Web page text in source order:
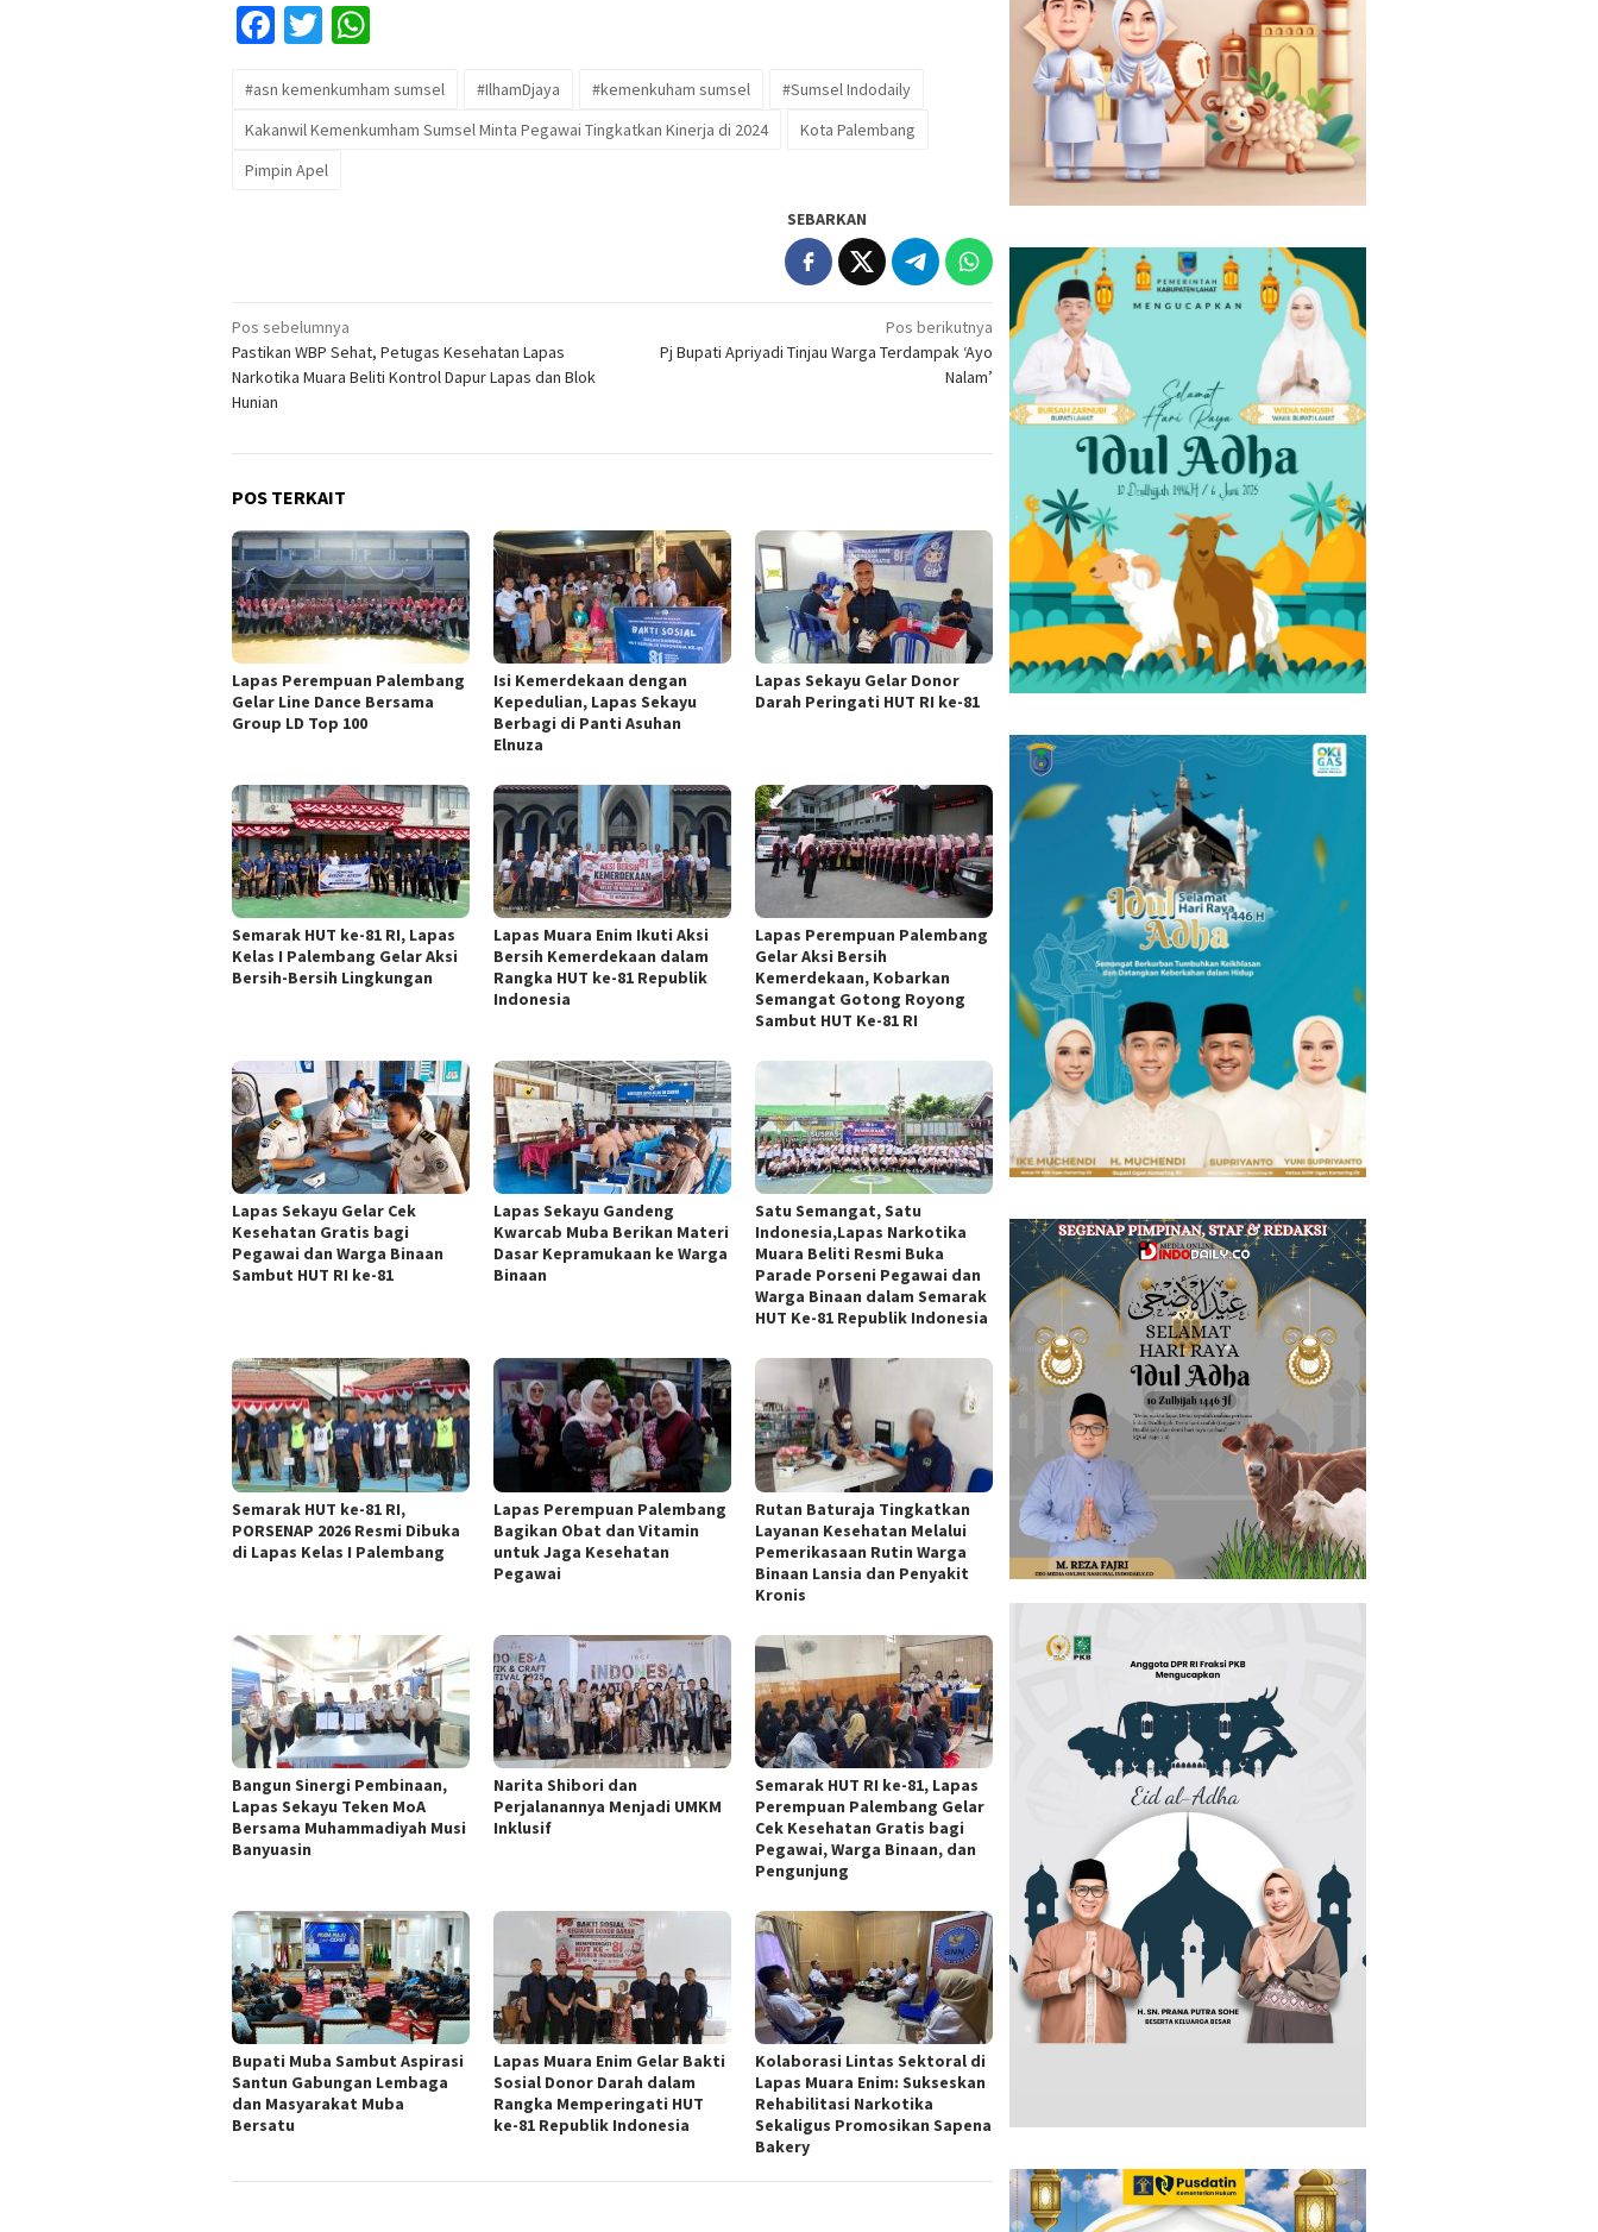
Facebook
Twitter
#asn kemenkumham sumsel #IlhamDjaya #kemenkuham sumsel
#Sumsel Indodaily
Kakanwil Kemenkumham Sumsel Minta Pegawai Tingkatkan Kinerja di 2024
Kota Palembang
Pimpin Apel
SEBARKAN
Navigasi
pos
Pos sebelumnya
Pastikan WBP Sehat, Petugas Kesehatan Lapas
Narkotika Muara Beliti Kontrol Dapur Lapas dan Blok
Hunian
Pos berikutnya
Pj Bupati Apriyadi Tinjau Warga Terdampak ‘Ayo
Nalam’
POS TERKAIT
Lapas Perempuan Palembang
Gelar Line Dance Bersama
Group LD Top 100
Isi Kemerdekaan dengan
Kepedulian, Lapas Sekayu
Berbagi di Panti Asuhan
Elnuza
Lapas Sekayu Gelar Donor
Darah Peringati HUT RI ke-81
Semarak HUT ke-81 RI, Lapas
Kelas I Palembang Gelar Aksi
Bersih-Bersih Lingkungan
Lapas Muara Enim Ikuti Aksi
Bersih Kemerdekaan dalam
Rangka HUT ke-81 Republik
Indonesia
Lapas Perempuan Palembang
Gelar Aksi Bersih
Kemerdekaan, Kobarkan
Semangat Gotong Royong
Sambut HUT Ke-81 RI
Lapas Sekayu Gelar Cek
Kesehatan Gratis bagi
Pegawai dan Warga Binaan
Sambut HUT RI ke-81
Lapas Sekayu Gandeng
Kwarcab Muba Berikan Materi
Dasar Kepramukaan ke Warga
Binaan
Satu Semangat, Satu
Indonesia,Lapas Narkotika
Muara Beliti Resmi Buka
Parade Porseni Pegawai dan
Warga Binaan dalam Semarak
HUT Ke-81 Republik Indonesia
Semarak HUT ke-81 RI,
PORSENAP 2026 Resmi Dibuka
di Lapas Kelas I Palembang
Lapas Perempuan Palembang
Bagikan Obat dan Vitamin
untuk Jaga Kesehatan
Pegawai
Rutan Baturaja Tingkatkan
Layanan Kesehatan Melalui
Pemerikasaan Rutin Warga
Binaan Lansia dan Penyakit
Kronis
Bangun Sinergi Pembinaan,
Lapas Sekayu Teken MoA
Bersama Muhammadiyah Musi
Banyuasin
Narita Shibori dan
Perjalanannya Menjadi UMKM
Inklusif
Semarak HUT RI ke-81, Lapas
Perempuan Palembang Gelar
Cek Kesehatan Gratis bagi
Pegawai, Warga Binaan, dan
Pengunjung
Bupati Muba Sambut Aspirasi
Santun Gabungan Lembaga
dan Masyarakat Muba
Bersatu
Lapas Muara Enim Gelar Bakti
Sosial Donor Darah dalam
Rangka Memperingati HUT
ke-81 Republik Indonesia
Kolaborasi Lintas Sektoral di
Lapas Muara Enim: Sukseskan
Rehabilitasi Narkotika
Sekaligus Promosikan Sapena
Bakery